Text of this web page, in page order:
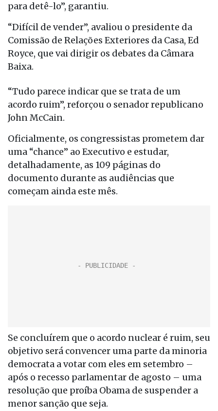
para detê-lo”, garantiu.
“Difícil de vender”, avaliou o presidente da
Comissão de Relações Exteriores da Casa, Ed
Royce, que vai dirigir os debates da Câmara
Baixa.
“Tudo parece indicar que se trata de um
acordo ruim”, reforçou o senador republicano
John McCain.
Oficialmente, os congressistas prometem dar
uma “chance” ao Executivo e estudar,
detalhadamente, as 109 páginas do
documento durante as audiências que
começam ainda este mês.
Se concluírem que o acordo nuclear é ruim, seu
objetivo será convencer uma parte da minoria
democrata a votar com eles em setembro –
após o recesso parlamentar de agosto – uma
resolução que proíba Obama de suspender a
menor sanção que seja.